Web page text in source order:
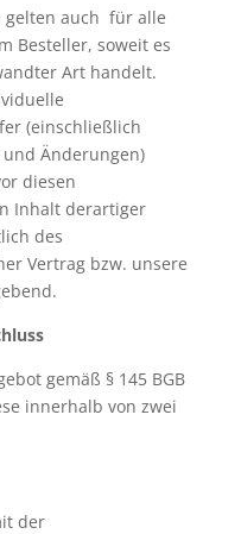
gelten auch für alle
Besteller, soweit es
Art handelt.
(einschließlich
Änderungen)
diesen
Inhalt derartiger
des
Vertrag bzw. unsere
gemäß § 145 BGB
innerhalb von zwei
der